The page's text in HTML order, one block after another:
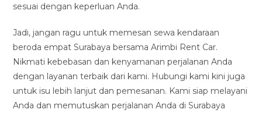
sesuai dengan keperluan Anda.
Jadi, jangan ragu untuk memesan sewa kendaraan
beroda empat Surabaya bersama Arimbi Rent Car.
Nikmati kebebasan dan kenyamanan perjalanan Anda
dengan layanan terbaik dari kami. Hubungi kami kini juga
untuk isu lebih lanjut dan pemesanan. Kami siap melayani
Anda dan memutuskan perjalanan Anda di Surabaya